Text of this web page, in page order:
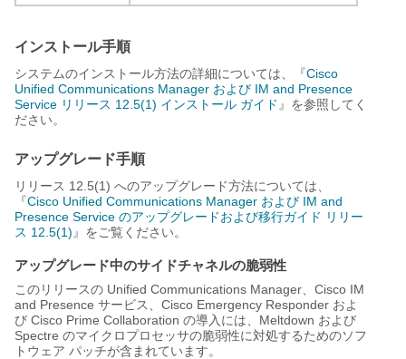
インストール手順
システムのインストール方法の詳細については、『Cisco
Unified Communications Manager および IM and Presence
Service リリース 12.5(1) インストール ガイド 』を参照してく
ださい。
アップグレード手順
リリース 12.5(1) へのアップグレード方法については、
『Cisco Unified Communications Manager および IM and
Presence Service のアップグレードおよび移行ガイド リリー
ス 12.5(1) 』をご覧ください。
アップグレード中のサイドチャネルの脆弱性
このリリースの Unified Communications Manager、Cisco IM
and Presence サービス、Cisco Emergency Responder およ
び Cisco Prime Collaboration の導入には、Meltdown および
Spectre のマイクロプロセッサの脆弱性に対処するためのソフ
トウェア パッチが含まれています。